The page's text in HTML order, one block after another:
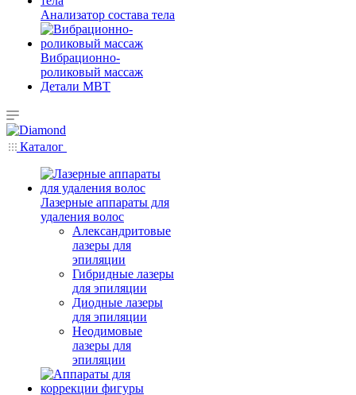
Анализатор состава тела
Вибрационно-
роликовый массаж
Детали MBT
Каталог
Лазерные аппараты для
удаления волос
Александритовые
лазеры для
эпиляции
Гибридные лазеры
для эпиляции
Диодные лазеры
для эпиляции
Неодимовые
лазеры для
эпиляции